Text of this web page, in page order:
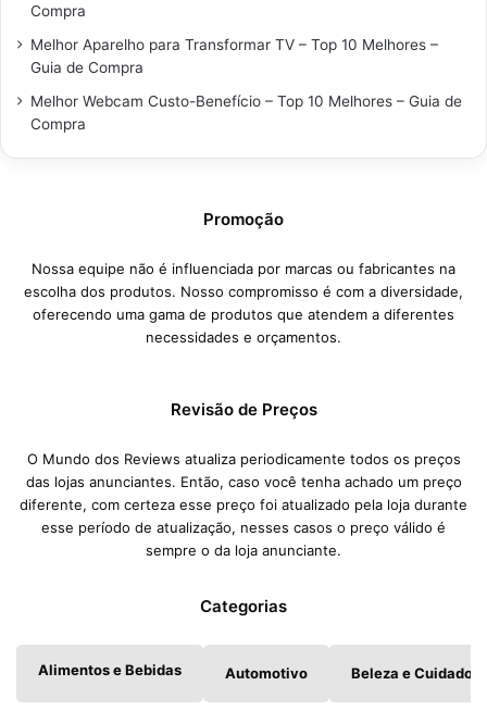
Compra
Melhor Aparelho para Transformar TV – Top 10 Melhores –
Guia de Compra
Melhor Webcam Custo-Benefício – Top 10 Melhores – Guia de
Compra
Promoção
Nossa equipe não é influenciada por marcas ou fabricantes na
escolha dos produtos. Nosso compromisso é com a diversidade,
oferecendo uma gama de produtos que atendem a diferentes
necessidades e orçamentos.
Revisão de Preços
O Mundo dos Reviews atualiza periodicamente todos os preços
das lojas anunciantes. Então, caso você tenha achado um preço
diferente, com certeza esse preço foi atualizado pela loja durante
esse período de atualização, nesses casos o preço válido é
sempre o da loja anunciante.
Categorias
Alimentos e Bebidas Automotivo Beleza e Cuidados